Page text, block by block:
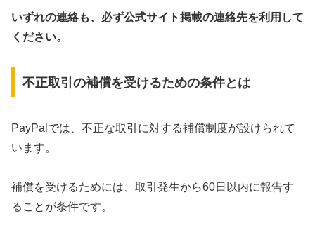
いずれの連絡も、必ず公式サイト掲載の連絡先を利用して
ください。
不正取引の補償を受けるための条件とは
PayPalでは、不正な取引に対する補償制度が設けられて
います。
補償を受けるためには、取引発生から60日以内に報告す
ることが条件です。